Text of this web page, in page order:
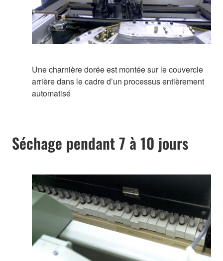
Une charnière dorée est montée sur le couvercle
arrière dans le cadre d’un processus entièrement
automatisé
Séchage pendant 7 à 10 jours